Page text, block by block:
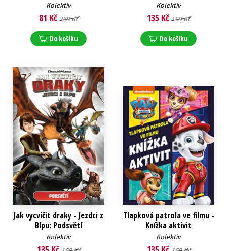
Kolektiv
81 Kč 269 Kč
Do košíku
Kolektiv
135 Kč 169 Kč
Do košíku
Jak vycvičit draky - Jezdci z
Blpu: Podsvětí
Kolektiv
Tlapková patrola ve filmu -
Knížka aktivit
Kolektiv